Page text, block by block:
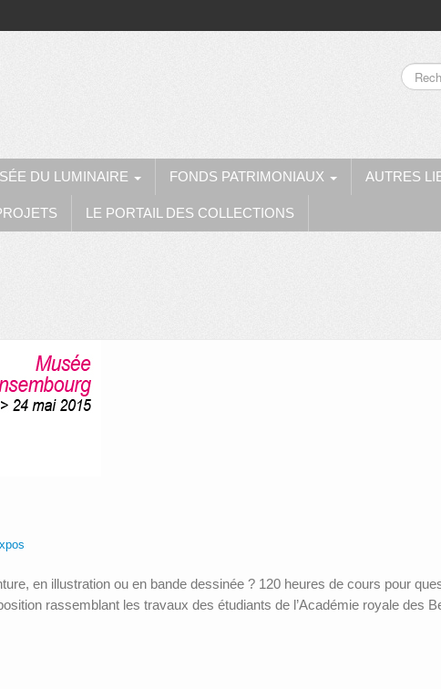
DU LUMINAIRE FONDS PATRIMONIAUX AUTRES
LE PORTAIL DES COLLECTIONS
en illustration ou en bande dessinée ? 120 heures de cours pour
rassemblant les travaux des étudiants de l’Académie royale des